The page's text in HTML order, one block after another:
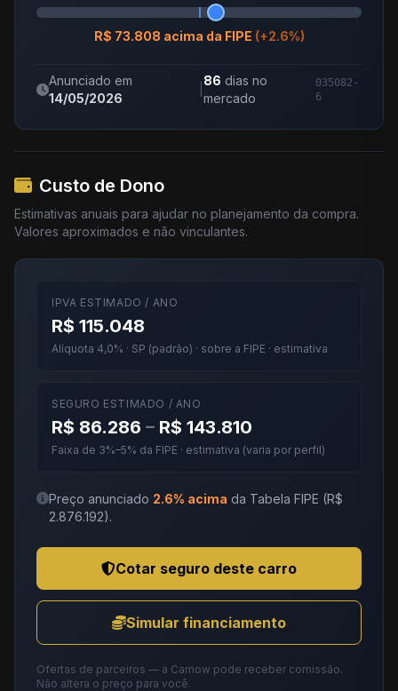
R$ 73.808 acima da FIPE (+2.6%)
Anunciado em
14/05/2026
86 dias no
mercado
035082-
6
Custo de Dono
Estimativas anuais para ajudar no planejamento da compra.
Valores aproximados e não vinculantes.
IPVA ESTIMADO / ANO
R$ 115.048
Alíquota 4,0% · SP (padrão) · sobre a FIPE · estimativa
SEGURO ESTIMADO / ANO
R$ 86.286 – R$ 143.810
Faixa de 3%–5% da FIPE · estimativa (varia por perfil)
Preço anunciado 2.6% acima da Tabela FIPE (R$
2.876.192).
Cotar seguro deste carro
Simular financiamento
Ofertas de parceiros — a Carnow pode receber comissão.
Não altera o preço para você.